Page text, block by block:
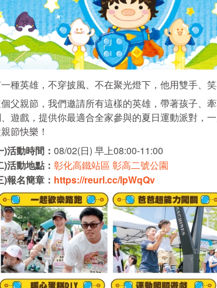
種英雄，不穿披風、不在聚光燈下，他用雙手、
父親節，我們邀請所有這樣的英雄，帶著孩子、
遊戲，提供你最適合全家參與的夏日運動派對，
節快樂！
)活動時間： 08/02(日) 早上08:00-11:00
)活動地點： 彰化高鐵站區 彰高二號公園
)報名簡章： https://reurl.cc/lpWqQv